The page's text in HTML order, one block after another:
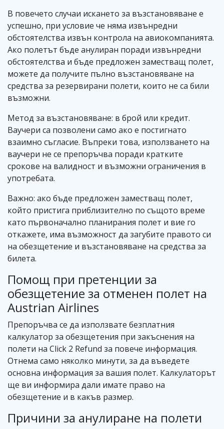
В повечето случаи искането за възстановяване е
успешно, при условие че няма извънредни
обстоятелства извън контрола на авиокомпанията.
Ако полетът бъде анулиран поради извънредни
обстоятелства и бъде предложен заместващ полет,
можете да получите пълно възстановяване на
средства за резервирани полети, които не са били
възможни.
Метод за възстановяване: в брой или кредит.
Ваучери са позволени само ако е постигнато
взаимно съгласие. Въпреки това, използването на
ваучери не се препоръчва поради кратките
срокове на валидност и възможни ограничения в
употребата.
Важно: ако бъде предложен заместващ полет,
който пристига приблизително по същото време
като първоначално планирания полет и вие го
откажете, има възможност да загубите правото си
на обезщетение и възстановяване на средства за
билета.
Помощ при претенции за
обезщетение за отменен полет на
Austrian Airlines
Препоръчва се да използвате безплатния
калкулатор за обезщетения при закъснения на
полети на Click 2 Refund за повече информация.
Отнема само няколко минути, за да въведете
основна информация за вашия полет. Калкулаторът
ще ви информира дали имате право на
обезщетение и в какъв размер.
Причини за анулиране на полети